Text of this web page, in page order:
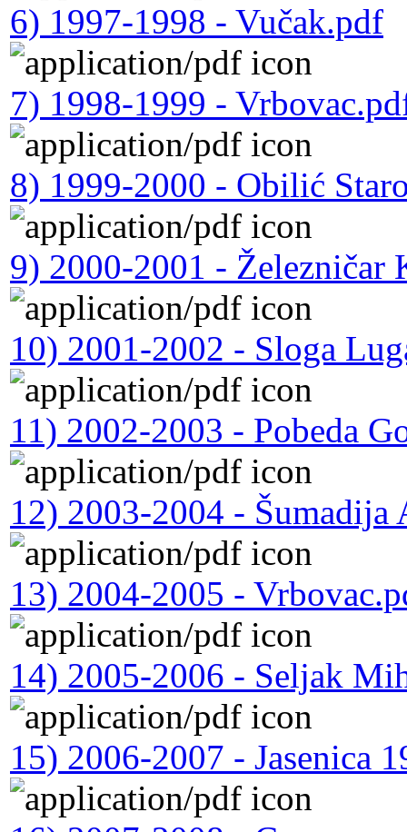
6) 1997-1998 - Vučak.pdf
7) 1998-1999 -
8) 1999-2000 - Obilić
9) 2000-2001 - Železničar
10) 2001-2002 - Sloga
11) 2002-2003 - Pobeda
12) 2003-2004 - Šumadija
13) 2004-2005 -
14) 2005-2006 - Seljak
15) 2006-2007 - Jasenica